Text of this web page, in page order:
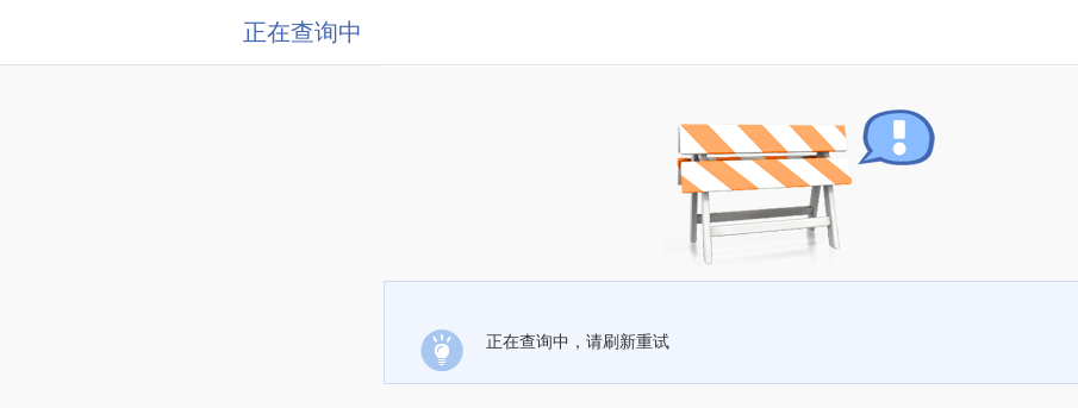
正在查询中
正在查询中，请刷新重试